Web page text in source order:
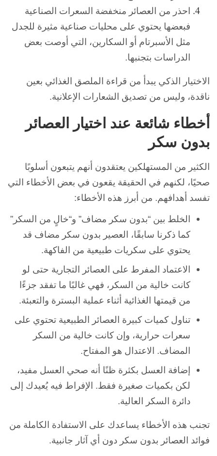
احذر من العصائر منخفضة السعرات الصناعية
فبعضها يحتوي على محليات صناعية مثيرة للجدل
مثل الأسبرتام أو السكارين، التي أوصت بعض
الدراسات بتجنبها.
الاختيار الذكي يبدأ من قراءة الملصق الغذائي بعين
ناقدة، وليس من تصديق الشعارات الإعلانية.
أخطاء شائعة عند اختيار العصائر
بدون سكر
الكثير من المستهلكين يعتقدون أنهم يتبعون أسلوبًا
صحيًا، لكنهم في الحقيقة يقعون في بعض الأخطاء التي
تفسد أهدافهم. من أبرز هذه الأخطاء:
الخلط بين “بدون سكر مضاف” و“خالٍ من السكر”
كما ذكرنا سابقًا، العصير بدون سكر مضاف قد
يحتوي على سكريات طبيعية من الفاكهة.
الاعتماد المفرط على العصائر التجارية حتى لو
كانت خالية من السكر، فهي غالبًا ما تفقد جزءًا
من قيمتها الغذائية أثناء عملية البسترة والتعبئة.
تناول كميات كبيرة العصائر الطبيعية تحتوي على
سعرات حرارية، وإن كانت خالية من السكر
المضاف. الاعتدال هو المفتاح.
إضافة العسل بكثرة ظنًا أنه صحي العسل مفيد،
لكن بكميات صغيرة فقط. الإفراط فيه يُعيدك إلى
دائرة السكر العالية.
تجنب هذه الأخطاء يساعدك على الاستفادة الكاملة من
فوائد العصائر بدون سكر دون أي آثار جانبية.